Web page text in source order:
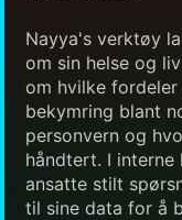
Nayya's verktøy
om sin helse og
om hvilke
bekymring blant
personvern og
håndtert. I interne
ansatte stilt
til sine data for å